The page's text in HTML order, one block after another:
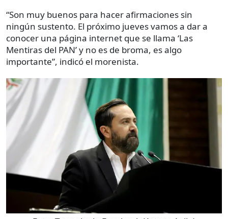
“Son muy buenos para hacer afirmaciones sin
ningún sustento. El próximo jueves vamos a dar a
conocer una página internet que se llama ‘Las
Mentiras del PAN’ y no es de broma, es algo
importante”, indicó el morenista.